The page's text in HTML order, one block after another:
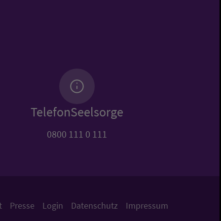
TelefonSeelsorge
0800 111 0 111
Presse Login Datenschutz Impressum